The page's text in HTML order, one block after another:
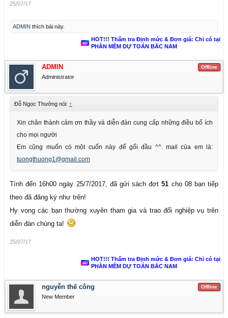
25/07/17
ADMIN thích bài này.
HOT!!! Thẩm tra Định mức & Đơn giá: Chỉ có tại
PHẦN MỀM DỰ TOÁN BẮC NAM
Offline
ADMIN
Administrator
Đỗ Ngọc Thưởng nói: ↑
Xin chân thành cảm ơn thầy và diễn đàn cung cấp những điều bổ ích
cho mọi người
Em cũng muốn có một cuốn này để gối đầu ^^. mail của em là:
tuongthuong1@gmail.com
Tính đến 16h00 ngày 25/7/2017, đã gửi sách đợt51 cho 08 bạn tiếp
theo đã đăng ký như trên!
Hy vọng các bạn thường xuyên tham gia và trao đổi nghiệp vụ trên
diễn đàn chúng ta!
25/07/17
HOT!!! Thẩm tra Định mức & Đơn giá: Chỉ có tại
PHẦN MỀM DỰ TOÁN BẮC NAM
Offline
nguyễn thế công
New Member